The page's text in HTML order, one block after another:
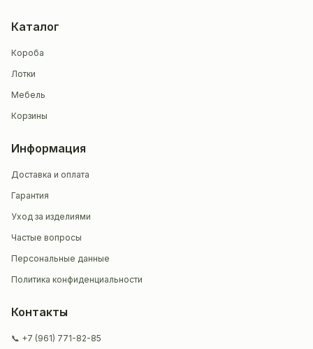
Каталог
Короба
Лотки
Мебель
Корзины
Информация
Доставка и оплата
Гарантия
Уход за изделиями
Частые вопросы
Персональные данные
Политика конфиденциальности
Контакты
📞 +7 (961) 771-82-85